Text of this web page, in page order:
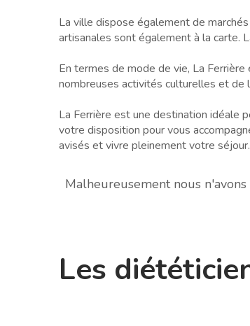
La ville dispose également de
artisanales sont également à la carte.
En termes de mode de vie, La
nombreuses activités culturelles et de
La Ferrière est une destination idéale
votre disposition pour vous
avisés et vivre pleinement votre séjour.
Malheureusement nous
Les